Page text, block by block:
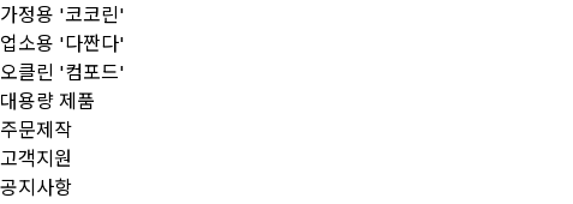
가정용 '코코린'
업소용 '다짠다'
오클린 '컴포드'
대용량 제품
주문제작
고객지원
공지사항